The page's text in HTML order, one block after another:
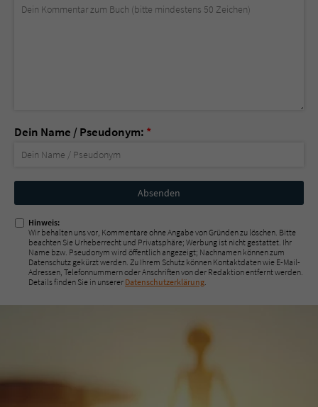
Dein Name / Pseudonym: *
Nicht
ausfüllen!
Hinweis:
Wir behalten uns vor, Kommentare ohne Angabe von Gründen zu löschen. Bitte
beachten Sie Urheberrecht und Privatsphäre; Werbung ist nicht gestattet. Ihr
Name bzw. Pseudonym wird öffentlich angezeigt; Nachnamen können zum
Datenschutz gekürzt werden. Zu Ihrem Schutz können Kontaktdaten wie E-Mail-
Adressen, Telefonnummern oder Anschriften von der Redaktion entfernt werden.
Details finden Sie in unserer Datenschutzerklärung.